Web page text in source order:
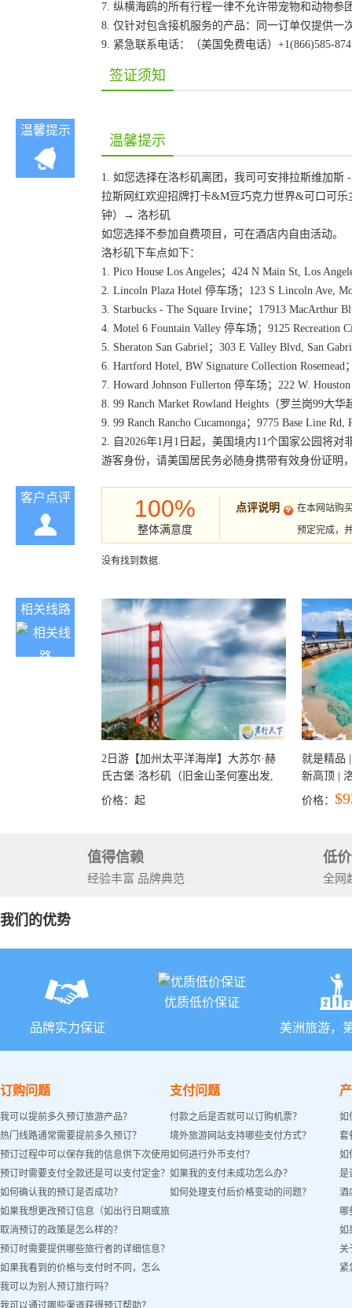
7. 纵横海鸥的所有行程一律不允许带宠物和动物参
8. 仅针对包含接机服务的产品：同一订单仅提供
9. 紧急联系电话：（美国免费电话）+1(866)585-
签证须知
温馨提示
温馨提示
1. 如您选择在洛杉矶离团，我司可安排拉斯维加斯
拉斯网红欢迎招牌打卡&M豆巧克力世界&可口可
钟）→ 洛杉矶
如您选择不参加自费项目，可在酒店内自由活动。
洛杉矶下车点如下：
1. Pico House Los Angeles；424 N Main St, Los
2. Lincoln Plaza Hotel 停车场；123 S Lincoln Ave,
3. Starbucks - The Square Irvine；17913 MacArthur
4. Motel 6 Fountain Valley 停车场；9125 Recreation
5. Sheraton San Gabriel；303 E Valley Blvd, San
6. Hartford Hotel, BW Signature Collection Rosemead
7. Howard Johnson Fullerton 停车场；222 W.
8. 99 Ranch Market Rowland Heights（罗兰岗99大
9. 99 Ranch Rancho Cucamonga；9775 Base Line Rd,
2. 自2026年1月1日起，美国境内11个国家公园将对
游客身份，请美国居民务必随身携带有效身份证明
客户点评 100%
整体满意度
点评说明
在本网站购
预定完成，
没有找到数据.
相关线路
2日游【加州太平洋海岸】大苏尔·赫
氏古堡·洛杉矶（旧金山圣何塞出发,
洛杉矶结束）
价格： 起
就是精品
新高顶 |
彩穴+马
价格：
值得信赖
经验丰富 品牌典范
低
全网
我们的优势
品牌实力保证
优质低价保证
美洲旅游，
订购问题
我可以提前多久预订旅游产品？
热门线路通常需要提前多久预订？
预订过程中可以保存我的信息供下次使用
吗？
预订时需要支付全款还是可以支付定金？
如何确认我的预订是否成功？
如果我想更改预订信息（如出行日期或旅
客姓名）怎么办？
取消预订的政策是怎么样的？
预订时需要提供哪些旅行者的详细信息？
如果我看到的价格与支付时不同，怎么
办？
我可以为别人预订旅行吗？
我可以通过哪些渠道获得预订帮助？
支付问题
付款之后是否就可以订购机票？
境外旅游网站支持哪些支付方式？
如何进行外币支付？
如果我的支付未成功怎么办？
如何处理支付后价格变动的问题？
如
套
如
是
酒
哪
如
关
紧